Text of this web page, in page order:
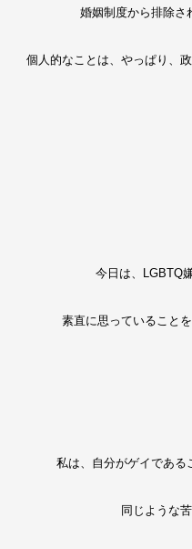
婚姻制度から排除さ
個人的なことは、やっぱり、
今日は、LGBTQ
素直に思っていること
私は、自分がゲイである
同じような